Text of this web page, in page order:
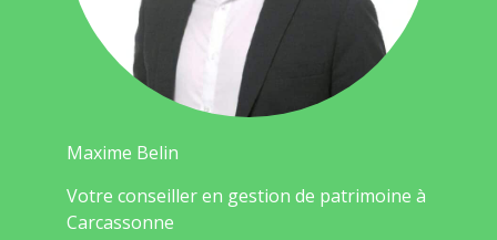
Maxime Belin
Votre conseiller en gestion de patrimoine à
Carcassonne